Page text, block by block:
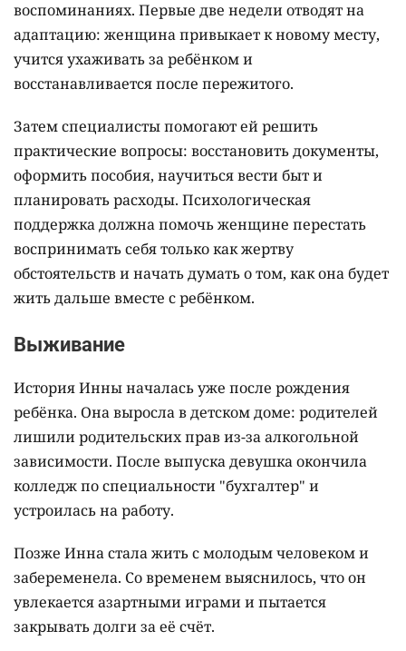
всегда успеешь".
Эти несколько дней могут изменить решение.
Женщина начинает сама ухаживать за ребёнком,
кормить его, брать на руки. Постепенно между
матерью и малышом возникает связь, которую
сразу после родов могли заглушить стресс и
тревога.
После переезда в ресурсный центр психологи не
начинают работу с расспросов о тяжёлых
воспоминаниях. Первые две недели отводят на
адаптацию: женщина привыкает к новому месту,
учится ухаживать за ребёнком и
восстанавливается после пережитого.
Затем специалисты помогают ей решить
практические вопросы: восстановить документы,
оформить пособия, научиться вести быт и
планировать расходы. Психологическая
поддержка должна помочь женщине перестать
воспринимать себя только как жертву
обстоятельств и начать думать о том, как она будет
жить дальше вместе с ребёнком.
Выживание
История Инны началась уже после рождения